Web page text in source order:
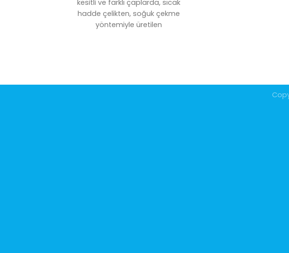
kesitli ve farklı çaplarda, sıcak
hadde çelikten, soğuk çekme
yöntemiyle üretilen